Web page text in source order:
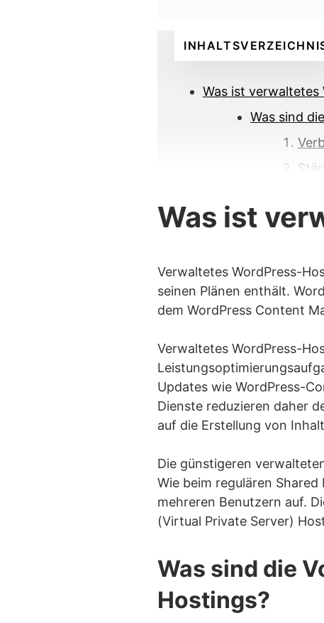
Was ist verwaltetes
Was sind
Was sind
Verwaltetes
Kosten
Flexibilität
Wartung
Support
Wie wähle ich
Was ist
Verwaltetes WordPress-
seinen Plänen enthält.
dem WordPress Content
Verwaltetes WordPress-
Updates wie WordPress-
Dienste reduzieren daher
auf die Erstellung von
Die günstigeren
Wie beim regulären
mehreren Benutzern auf.
(Virtual Private Server)
Was sind die
Hostings?